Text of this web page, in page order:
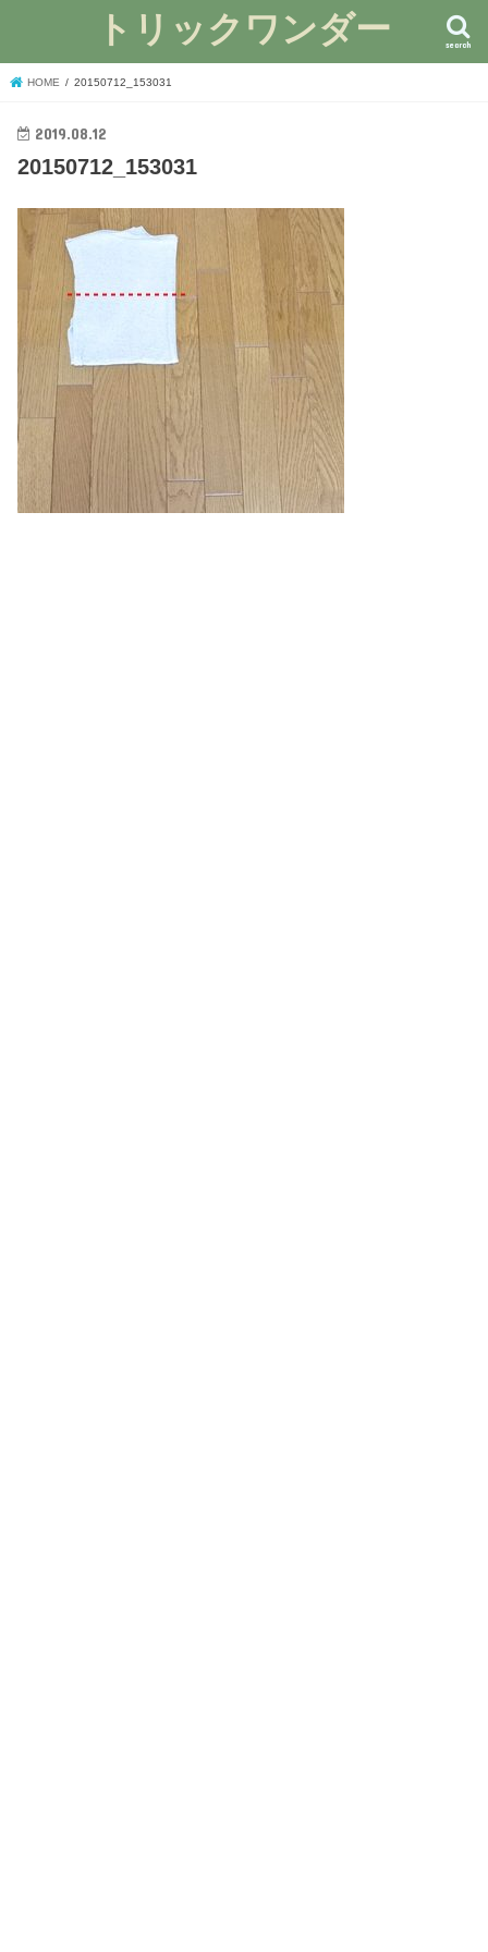
トリックワンダー search
HOME 20150712_153031
2019.08.12
20150712_153031